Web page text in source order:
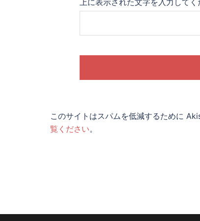
このサイトはスパムを低減するために
覧ください。